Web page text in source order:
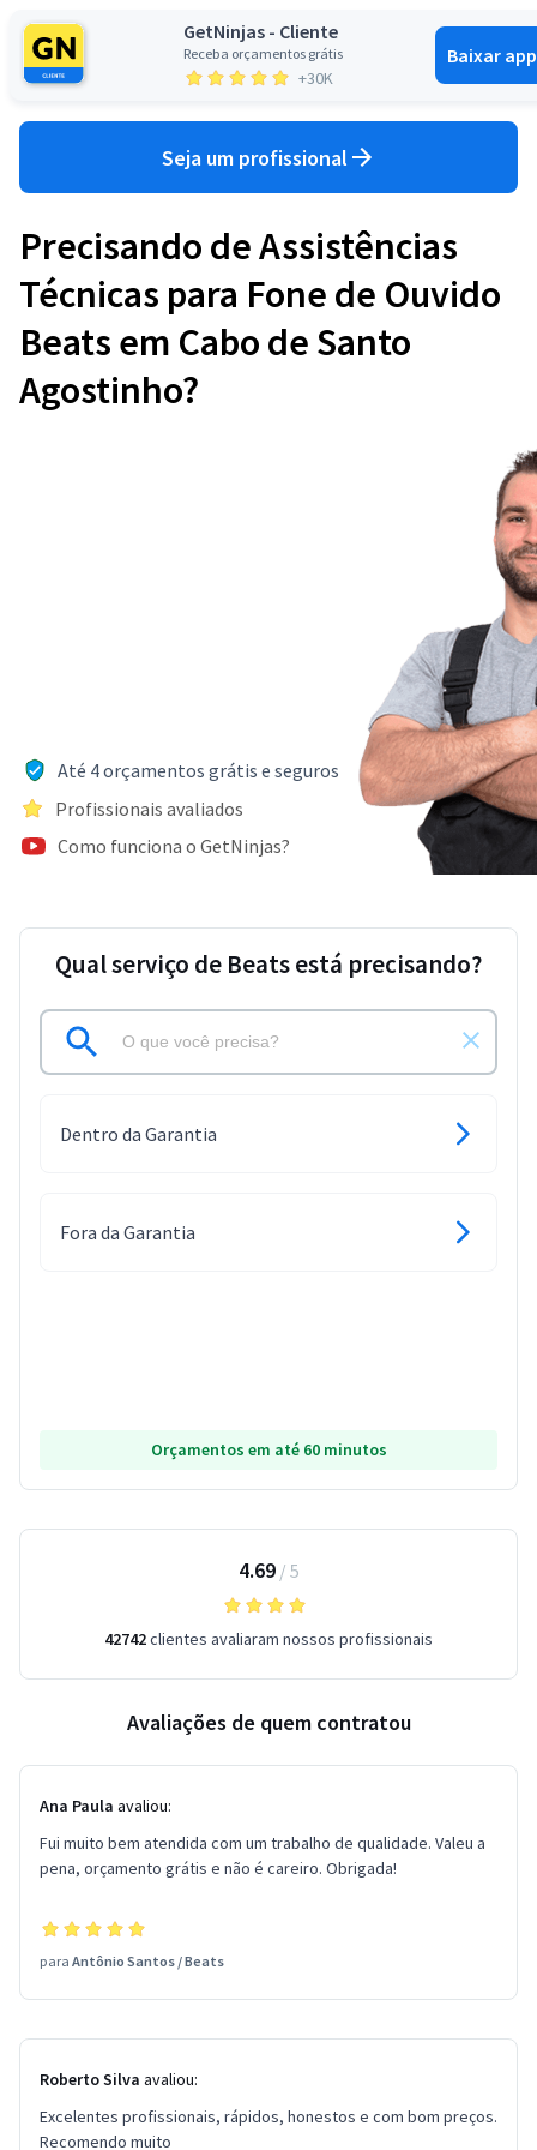
GetNinjas - Cliente
Receba orçamentos grátis
+30K
Baixar app
Seja um profissional
Precisando de Assistências
Técnicas para Fone de Ouvido
Beats em Cabo de Santo
Agostinho?
Até 4 orçamentos grátis e seguros
Profissionais avaliados
Como funciona o GetNinjas?
Qual serviço de Beats está precisando?
Dentro da Garantia
Fora da Garantia
Orçamentos em até 60 minutos
4.69/ 5
42742clientes avaliaram nossos profissionais
Avaliações de quem contratou
Ana Paula avaliou:
Fui muito bem atendida com um trabalho de qualidade. Valeu a
pena, orçamento grátis e não é careiro. Obrigada!
para Antônio Santos /Beats
Roberto Silva avaliou:
Excelentes profissionais, rápidos, honestos e com bom preços.
Recomendo muito